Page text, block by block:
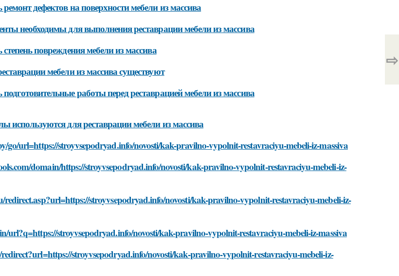
дефектов на поверхности мебели из массива
необходимы для выполнения реставрации мебели из массива
повреждения мебели из массива
мебели из массива существуют
работы перед реставрацией мебели из массива
используются для реставрации мебели из массива
go/url=https://stroyvsepodryad.info/novosti/kak-pravilno-vypolnit-restavraciyu-mebeli-iz-massiva
domain/https://stroyvsepodryad.info/novosti/kak-pravilno-vypolnit-restavraciyu-mebeli-iz-
redirect.asp?url=https://stroyvsepodryad.info/novosti/kak-pravilno-vypolnit-restavraciyu-mebeli-iz-
url?q=https://stroyvsepodryad.info/novosti/kak-pravilno-vypolnit-restavraciyu-mebeli-iz-massiva
stroyvsepodryad.info/novosti/kak-pravilno-vypolnit-restavraciyu-mebeli-iz-
⇨